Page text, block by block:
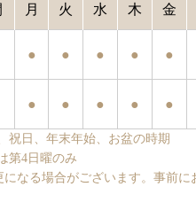
月 火 水 木 金
● ● ● ● ●
● ● ● ● ●
祝日、年末年始、お盆の時期
第4日曜のみ
になる場合がございます。事前に